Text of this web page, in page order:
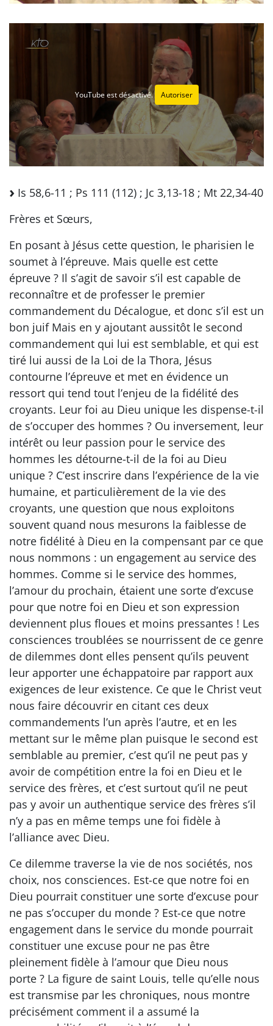
YouTube est désactivé. Autoriser
Is 58,6-11 ; Ps 111 (112) ; Jc 3,13-18 ; Mt 22,34-40
Frères et Sœurs,
En posant à Jésus cette question, le pharisien le
soumet à l’épreuve. Mais quelle est cette
épreuve ? Il s’agit de savoir s’il est capable de
reconnaître et de professer le premier
commandement du Décalogue, et donc s’il est un
bon juif Mais en y ajoutant aussitôt le second
commandement qui lui est semblable, et qui est
tiré lui aussi de la Loi de la Thora, Jésus
contourne l’épreuve et met en évidence un
ressort qui tend tout l’enjeu de la fidélité des
croyants. Leur foi au Dieu unique les dispense-t-il
de s’occuper des hommes ? Ou inversement, leur
intérêt ou leur passion pour le service des
hommes les détourne-t-il de la foi au Dieu
unique ? C’est inscrire dans l’expérience de la vie
humaine, et particulièrement de la vie des
croyants, une question que nous exploitons
souvent quand nous mesurons la faiblesse de
notre fidélité à Dieu en la compensant par ce que
nous nommons : un engagement au service des
hommes. Comme si le service des hommes,
l’amour du prochain, étaient une sorte d’excuse
pour que notre foi en Dieu et son expression
deviennent plus floues et moins pressantes ! Les
consciences troublées se nourrissent de ce genre
de dilemmes dont elles pensent qu’ils peuvent
leur apporter une échappatoire par rapport aux
exigences de leur existence. Ce que le Christ veut
nous faire découvrir en citant ces deux
commandements l’un après l’autre, et en les
mettant sur le même plan puisque le second est
semblable au premier, c’est qu’il ne peut pas y
avoir de compétition entre la foi en Dieu et le
service des frères, et c’est surtout qu’il ne peut
pas y avoir un authentique service des frères s’il
n’y a pas en même temps une foi fidèle à
l’alliance avec Dieu.
Ce dilemme traverse la vie de nos sociétés, nos
choix, nos consciences. Est-ce que notre foi en
Dieu pourrait constituer une sorte d’excuse pour
ne pas s’occuper du monde ? Est-ce que notre
engagement dans le service du monde pourrait
constituer une excuse pour ne pas être
pleinement fidèle à l’amour que Dieu nous
porte ? La figure de saint Louis, telle qu’elle nous
est transmise par les chroniques, nous montre
précisément comment il a assumé la